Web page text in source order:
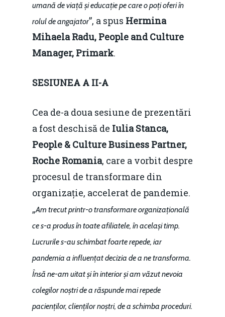
umană de viață și educație pe care o poți oferi în
rolul de angajator”, a spus Hermina
Mihaela Radu, People and Culture
Manager, Primark.
SESIUNEA A II-A
Cea de-a doua sesiune de prezentări
a fost deschisă de Iulia Stanca,
People & Culture Business Partner,
Roche Romania, care a vorbit despre
procesul de transformare din
organizație, accelerat de pandemie.
„Am trecut printr-o transformare organizațională
ce s-a produs în toate afiliatele, în același timp.
Lucrurile s-au schimbat foarte repede, iar
pandemia a influențat decizia de a ne transforma.
Însă ne-am uitat și în interior și am văzut nevoia
colegilor noștri de a răspunde mai repede
pacienților, clienților noștri, de a schimba proceduri.